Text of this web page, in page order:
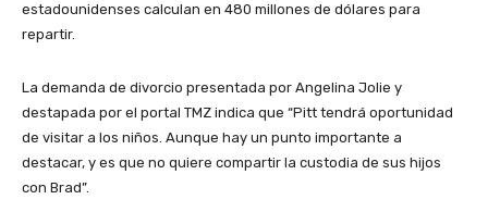
estadounidenses calculan en 480 millones de dólares para
repartir.
La demanda de divorcio presentada por Angelina Jolie y
destapada por el portal TMZ indica que “Pitt tendrá oportunidad
de visitar a los niños. Aunque hay un punto importante a
destacar, y es que no quiere compartir la custodia de sus hijos
con Brad”.